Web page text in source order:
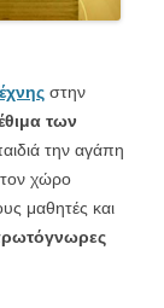
στην
των
την αγάπη
χώρο
μαθητές και